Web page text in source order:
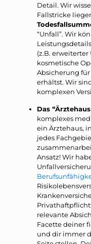
Detail. Wir
Fallstricke
“Unfall”. Wir
(z.B. erweiterter
kosmetische
Absicherung
erhältst. Wir
komplexen
Das
komplexes
ein Ärztehaus,
jedes
Ansatz! Wir
relevante
Facette deiner
und dir immer